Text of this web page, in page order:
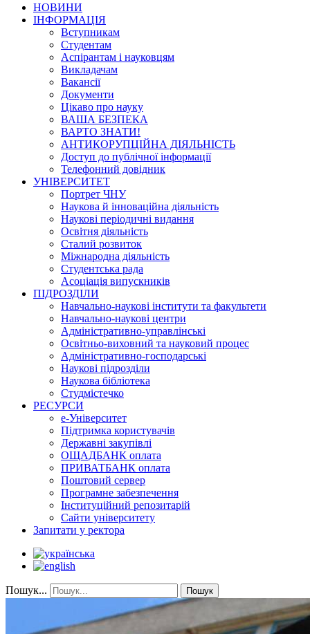
НОВИНИ
ІНФОРМАЦІЯ
Вступникам
Студентам
Аспірантам і науковцям
Викладачам
Вакансії
Документи
Цікаво про науку
ВАША БЕЗПЕКА
ВАРТО ЗНАТИ!
АНТИКОРУПЦІЙНА ДІЯЛЬНІСТЬ
Доступ до публічної інформації
Телефонний довідник
УНІВЕРСИТЕТ
Портрет ЧНУ
Наукова й інноваційна діяльність
Наукові періодичні видання
Освітня діяльність
Сталий розвиток
Міжнародна діяльність
Студентська рада
Асоціація випускників
ПІДРОЗДІЛИ
Навчально-наукові інститути та факультети
Навчально-наукові центри
Адміністративно-управлінські
Освітньо-виховний та науковий процес
Адміністративно-господарські
Наукові підрозділи
Наукова бібліотека
Студмістечко
РЕСУРСИ
е-Університет
Підтримка користувачів
Державні закупівлі
ОЩАДБАНК оплата
ПРИВАТБАНК оплата
Поштовий сервер
Програмне забезпечення
Інституційний репозитарій
Сайти університету
Запитати у ректора
Пошук... Пошук